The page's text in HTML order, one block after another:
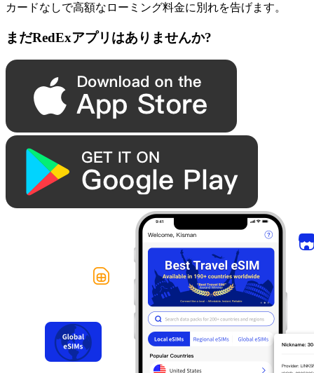
カードなしで高額なローミング料金に別れを告げます。
まだRedExアプリはありませんか?